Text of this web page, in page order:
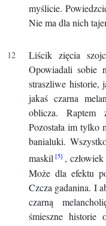
myślicie.
Nie ma dla nich
Liścik zięcia
Opowiadali sobie
straszliwe
jakaś czarna
oblicza. Raptem
Pozostała im tylko
banialuki.
maskil
,
Może dla efektu
Czcza gadanina. I
czarną
śmieszne historie